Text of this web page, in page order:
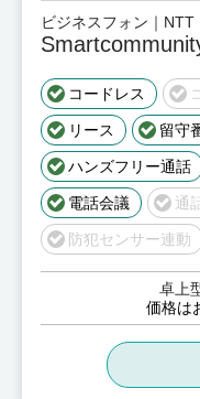
ビジネスフォン｜NTT
コードレス
リース 留守
ハンズフリー通話
電話会議 通
防犯センサー連動
卓上
価格は